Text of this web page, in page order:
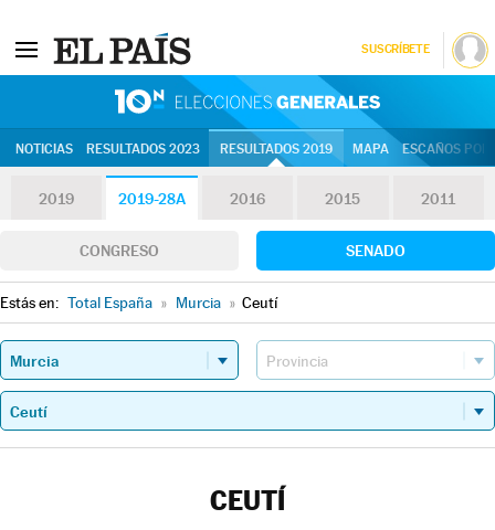
SUSCRÍBETE
NOTICIAS RESULTADOS 2023 RESULTADOS 2019 MAPA ESCAÑOS
2019 2019-28A 2016 2015 2011
CONGRESO SENADO
Estás en: Total España » Murcia » Ceutí
CEUTÍ